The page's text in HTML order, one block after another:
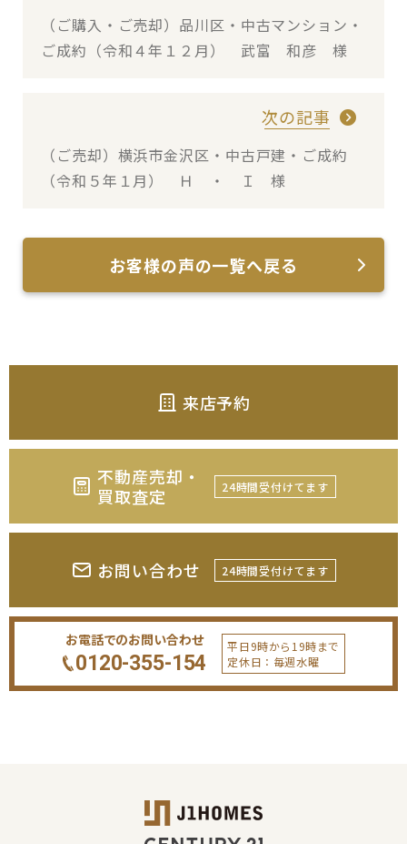
（ご購入・ご売却）品川区・中古マンション・
ご成約（令和４年１２月） 武富 和彦 様
次の記事
（ご売却）横浜市金沢区・中古戸建・ご成約
（令和５年１月） Ｈ ・ Ｉ 様
お客様の声の一覧へ戻る
来店予約
不動産売却・
買取査定
24時間受付けてます
お問い合わせ 24時間受付けてます
お電話でのお問い合わせ
0120-355-154
平日9時から19時まで
定休日：毎週水曜